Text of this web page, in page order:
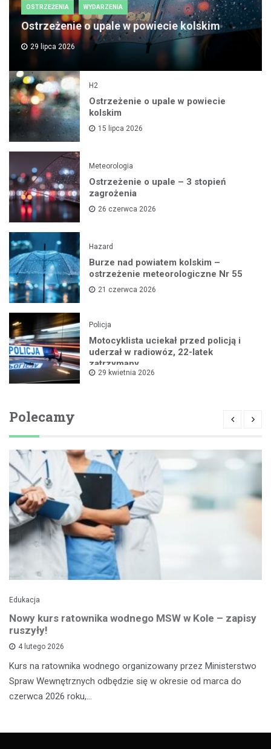
OSTRZEŻENIA WYDARZENIA
Ostrzeżenie o upale w powiecie kolskim
29 lipca 2026
H2
Ostrzeżenie o upale w powiecie
kolskim
15 lipca 2026
Meteorologia
Ostrzeżenie o upale – 3 stopień
zagrożenia
26 czerwca 2026
Hazard
Burze nad powiatem kolskim –
ostrzeżenie meteorologiczne Nr 55
21 czerwca 2026
Policja
Motocyklista uciekał przed policją i
uderzał w radiowóz, 22-latek
zatrzymany
29 kwietnia 2026
Polecamy
Edukacja
Nowy kurs ratownika wodnego MSW w Kole – zapisy
ruszyły!
4 lutego 2026
Kurs na ratownika wodnego organizowany przez Ministerstwo
Spraw Wewnętrznych odbędzie się w okresie od marca do
czerwca 2026 roku,…